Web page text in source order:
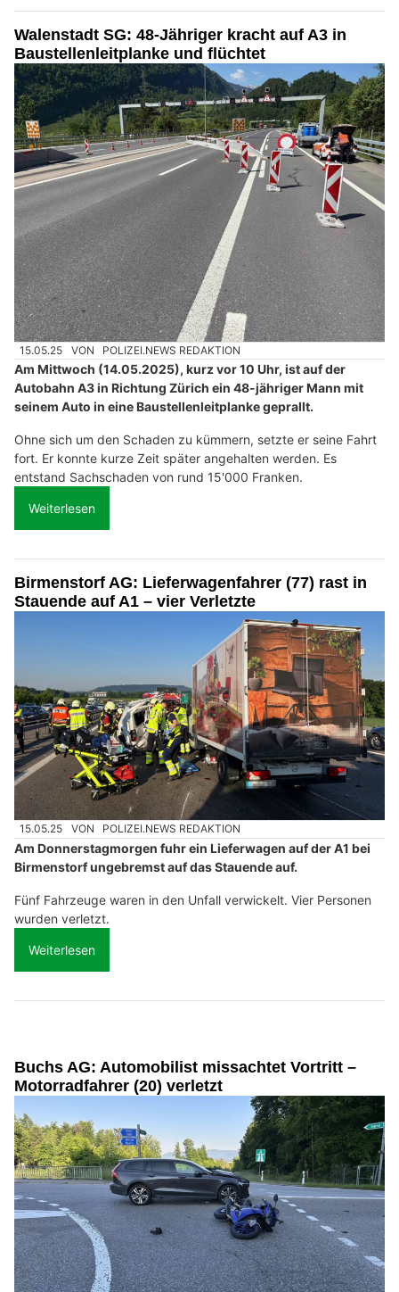
Walenstadt SG: 48-Jähriger kracht auf A3 in
Baustellenleitplanke und flüchtet
15.05.25 VON POLIZEI.NEWS REDAKTION
Am Mittwoch (14.05.2025), kurz vor 10 Uhr, ist auf der
Autobahn A3 in Richtung Zürich ein 48-jähriger Mann mit
seinem Auto in eine Baustellenleitplanke geprallt.
Ohne sich um den Schaden zu kümmern, setzte er seine Fahrt
fort. Er konnte kurze Zeit später angehalten werden. Es
entstand Sachschaden von rund 15'000 Franken.
Weiterlesen
Birmenstorf AG: Lieferwagenfahrer (77) rast in
Stauende auf A1 – vier Verletzte
15.05.25 VON POLIZEI.NEWS REDAKTION
Am Donnerstagmorgen fuhr ein Lieferwagen auf der A1 bei
Birmenstorf ungebremst auf das Stauende auf.
Fünf Fahrzeuge waren in den Unfall verwickelt. Vier Personen
wurden verletzt.
Weiterlesen
Buchs AG: Automobilist missachtet Vortritt –
Motorradfahrer (20) verletzt